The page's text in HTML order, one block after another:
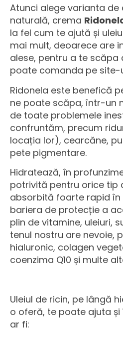
Atunci alege varianta
naturală, crema
la fel cum te ajută și
mai mult, deoarece are
alese, pentru a te scăpa
poate comanda pe site-
Ridonela este benefică
ne poate scăpa, într-un
de toate problemele
confruntăm, precum
locația lor), cearcăne,
pete pigmentare.
Hidratează, în
potrivită pentru orice tip
absorbită foarte rapid în
bariera de protecție a
plin de vitamine, uleiuri,
tenul nostru are nevoie,
hialuronic, colagen
coenzima Q10 și multe
Uleiul de ricin, pe lângă
o oferă, te poate ajuta
ar fi: